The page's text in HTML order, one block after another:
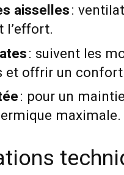
aisselles:
l’effort.
: suivent les
et offrir un
: pour un
maximale.